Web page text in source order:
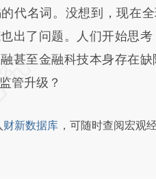
代名词。没想到，现在
出了问题。人们开始思考
甚至金融科技本身存在缺
管升级？
财新数据库 ，可随时查阅宏观